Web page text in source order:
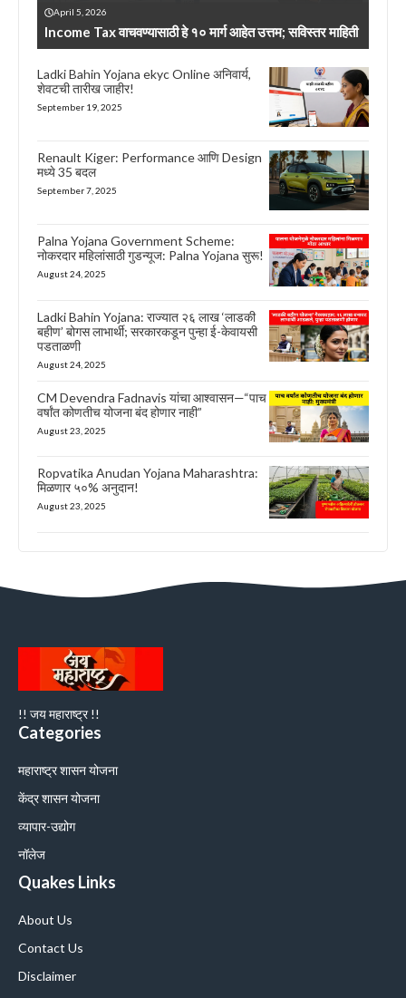
April 5, 2026
Income Tax वाचवण्यासाठी हे १० मार्ग आहेत उत्तम; सविस्तर माहिती
Ladki Bahin Yojana ekyc Online अनिवार्य,
शेवटची तारीख जाहीर!
September 19, 2025
Renault Kiger: Performance आणि Design
मध्ये 35 बदल
September 7, 2025
Palna Yojana Government Scheme:
नोकरदार महिलांसाठी गुडन्यूज: Palna Yojana सुरू!
August 24, 2025
Ladki Bahin Yojana: राज्यात २६ लाख ‘लाडकी
बहीण’ बोगस लाभार्थी; सरकारकडून पुन्हा ई-केवायसी
पडताळणी
August 24, 2025
CM Devendra Fadnavis यांचा आश्वासन—“पाच
वर्षांत कोणतीच योजना बंद होणार नाही”
August 23, 2025
Ropvatika Anudan Yojana Maharashtra:
मिळणार ५०% अनुदान!
August 23, 2025
!! जय महाराष्ट्र !!
Categories
महाराष्ट्र शासन योजना
केंद्र शासन योजना
व्यापार-उद्योग
नॉलेज
Quakes Links
About Us
Contact Us
Disclaimer